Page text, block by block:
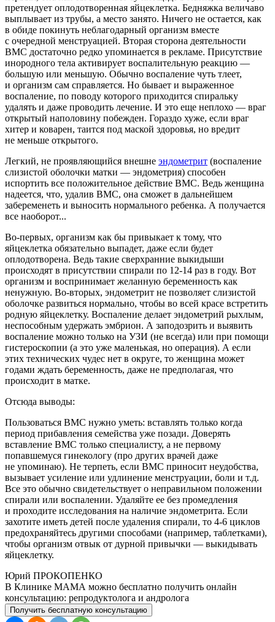
претендует оплодотворенная яйцеклетка. Бедняжка величаво
выплывает из трубы, а место занято. Ничего не остается, как
в обиде покинуть неблагодарный организм вместе
с очередной менструацией. Вторая сторона деятельности
ВМС достаточно редко упоминается в рекламе. Присутствие
инородного тела активирует воспалительную реакцию —
большую или меньшую. Обычно воспаление чуть тлеет,
и организм сам справляется. Но бывает и выраженное
воспаление, по поводу которого приходится спиральку
удалять и даже проводить лечение. И это еще неплохо — враг
открытый наполовину побежден. Гораздо хуже, если враг
хитер и коварен, таится под маской здоровья, но вредит
не меньше открытого.
Легкий, не проявляющийся внешне эндометрит (воспаление
слизистой оболочки матки — эндометрия) способен
испортить все положительное действие ВМС. Ведь женщина
надеется, что, удалив ВМС, она сможет в дальнейшем
забеременеть и выносить нормального ребенка. А получается
все наоборот...
Во-первых, организм как бы привыкает к тому, что
яйцеклетка обязательно выпадет, даже если будет
оплодотворена. Ведь такие сверхранние выкидыши
происходят в присутствии спирали по 12-14 раз в году. Вот
организм и воспринимает желанную беременность как
ненужную. Во-вторых, эндометрит не позволяет слизистой
оболочке развиться нормально, чтобы во всей красе встретить
родную яйцеклетку. Воспаление делает эндометрий рыхлым,
неспособным удержать эмбрион. А заподозрить и выявить
воспаление можно только на УЗИ (не всегда) или при помощи
гистероскопии (а это уже маленькая, но операция). А если
этих технических чудес нет в округе, то женщина может
годами ждать беременность, даже не предполагая, что
происходит в матке.
Отсюда выводы:
Пользоваться ВМС нужно уметь: вставлять только когда
период прибавления семейства уже позади. Доверять
вставление ВМС только специалисту, а не первому
попавшемуся гинекологу (про других врачей даже
не упоминаю). Не терпеть, если ВМС приносит неудобства,
вызывает усиление или удлинение менструации, боли и т.д.
Все это обычно свидетельствует о неправильном положении
спирали или воспалении. Удаляйте ее без промедления
и проходите исследования на наличие эндометрита. Если
захотите иметь детей после удаления спирали, то 4-6 циклов
предохраняйтесь другими способами (например, таблетками),
чтобы организм отвык от дурной привычки — выкидывать
яйцеклетку.
Юрий ПРОКОПЕНКО
В Клинике МАМА можно бесплатно получить онлайн
консультацию: репродуктолога и андролога
Получить бесплатную консультацию